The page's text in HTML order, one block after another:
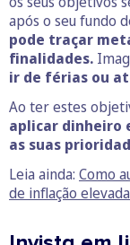
após o seu fundo
pode traçar
finalidades.
ir de férias ou
Ao ter estes
aplicar dinheiro
as suas
Leia ainda: Como
de inflação elevada